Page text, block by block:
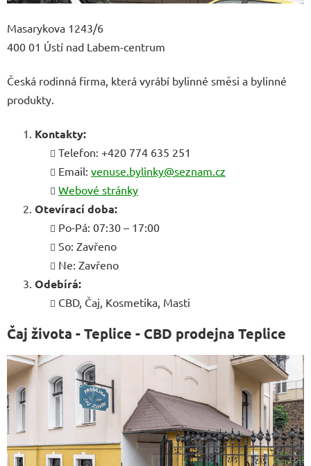
Masarykova 1243/6
400 01 Ústí nad Labem-centrum
Česká rodinná firma, která vyrábí bylinné směsi a bylinné
produkty.
Kontakty:
Telefon: +420 774 635 251
Email: venuse.bylinky@seznam.cz
Webové stránky
Otevírací doba:
Po-Pá: 07:30 – 17:00
So: Zavřeno
Ne: Zavřeno
Odebírá:
CBD, Čaj, Kosmetika, Masti
Čaj života - Teplice - CBD prodejna Teplice